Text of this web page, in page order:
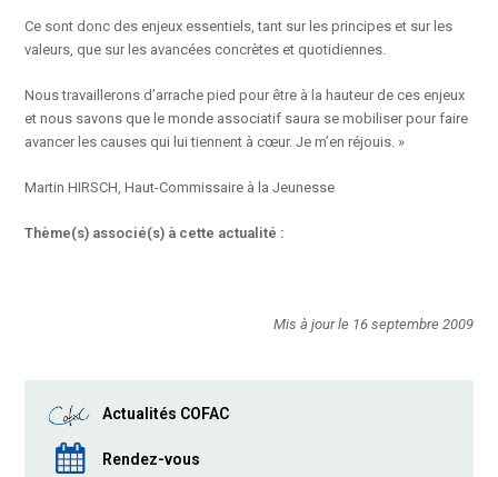
Ce sont donc des enjeux essentiels, tant sur les principes et sur les
valeurs, que sur les avancées concrètes et quotidiennes.
Nous travaillerons d’arrache pied pour être à la hauteur de ces enjeux
et nous savons que le monde associatif saura se mobiliser pour faire
avancer les causes qui lui tiennent à cœur. Je m’en réjouis. »
Martin HIRSCH, Haut-Commissaire à la Jeunesse
Thème(s) associé(s) à cette actualité :
Mis à jour le 16 septembre 2009
Actualités COFAC
Rendez-vous